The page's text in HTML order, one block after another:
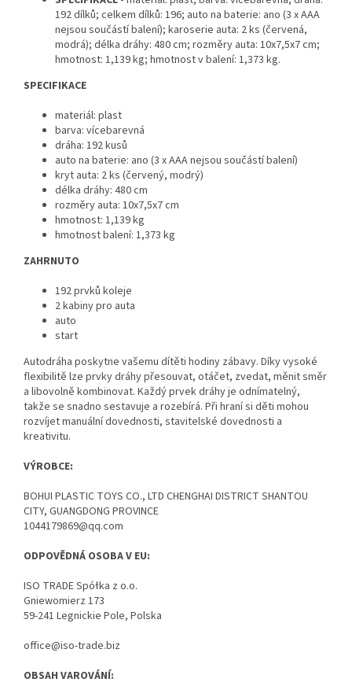
192 dílků; celkem dílků: 196; auto na baterie: ano (3 x AAA
nejsou součástí balení); karoserie auta: 2 ks (červená,
modrá); délka dráhy: 480 cm; rozměry auta: 10x7,5x7 cm;
hmotnost: 1,139 kg; hmotnost v balení: 1,373 kg.
SPECIFIKACE
materiál: plast
barva: vícebarevná
dráha: 192 kusů
auto na baterie: ano (3 x AAA nejsou součástí balení)
kryt auta: 2 ks (červený, modrý)
délka dráhy: 480 cm
rozměry auta: 10x7,5x7 cm
hmotnost: 1,139 kg
hmotnost balení: 1,373 kg
ZAHRNUTO
192 prvků koleje
2 kabiny pro auta
auto
start
Autodráha poskytne vašemu dítěti hodiny zábavy. Díky vysoké
flexibilitě lze prvky dráhy přesouvat, otáčet, zvedat, měnit směr
a libovolně kombinovat. Každý prvek dráhy je odnímatelný,
takže se snadno sestavuje a rozebírá. Při hraní si děti mohou
rozvíjet manuální dovednosti, stavitelské dovednosti a
kreativitu.
VÝROBCE:
BOHUI PLASTIC TOYS CO., LTD CHENGHAI DISTRICT SHANTOU
CITY, GUANGDONG PROVINCE
1044179869@qq.com
ODPOVĚDNÁ OSOBA V EU:
ISO TRADE Spółka z o.o.
Gniewomierz 173
59-241 Legnickie Pole, Polska
office@iso-trade.biz
OBSAH VAROVÁNÍ: